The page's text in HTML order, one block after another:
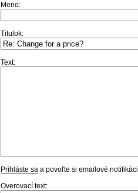
Meno:
Titulok:
Text:
Prihláste sa a povoľte si emailové
Overovací text: